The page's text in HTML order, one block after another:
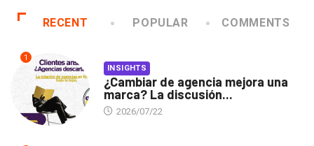
RECENT POPULAR COMMENTS
1
INSIGHTS
¿Cambiar de agencia mejora una
marca? La discusión...
2026/07/22